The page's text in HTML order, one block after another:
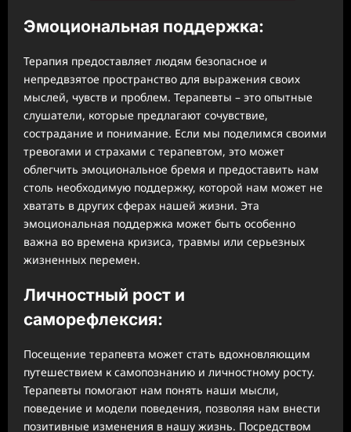
Эмоциональная поддержка:
Терапия предоставляет людям безопасное и
непредвзятое пространство для выражения своих
мыслей, чувств и проблем. Терапевты – это опытные
слушатели, которые предлагают сочувствие,
сострадание и понимание. Если мы поделимся своими
тревогами и страхами с терапевтом, это может
облегчить эмоциональное бремя и предоставить нам
столь необходимую поддержку, которой нам может не
хватать в других сферах нашей жизни. Эта
эмоциональная поддержка может быть особенно
важна во времена кризиса, травмы или серьезных
жизненных перемен.
Личностный рост и
саморефлексия:
Посещение терапевта может стать вдохновляющим
путешествием к самопознанию и личностному росту.
Терапевты помогают нам понять наши мысли,
поведение и модели поведения, позволяя нам внести
позитивные изменения в нашу жизнь. Посредством